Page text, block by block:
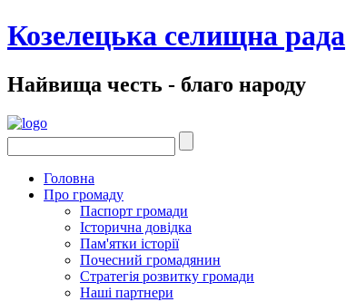
Козелецька селищна рада
Найвища честь - благо народу
Головна
Про громаду
Паспорт громади
Історична довідка
Пам'ятки історії
Почесний громадянин
Стратегія розвитку громади
Наші партнери